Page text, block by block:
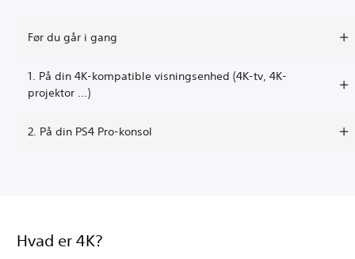
Før du går i gang
1. På din 4K-kompatible visningsenhed (4K-tv, 4K-
projektor ...)
2. På din PS4 Pro-konsol
Hvad er 4K?